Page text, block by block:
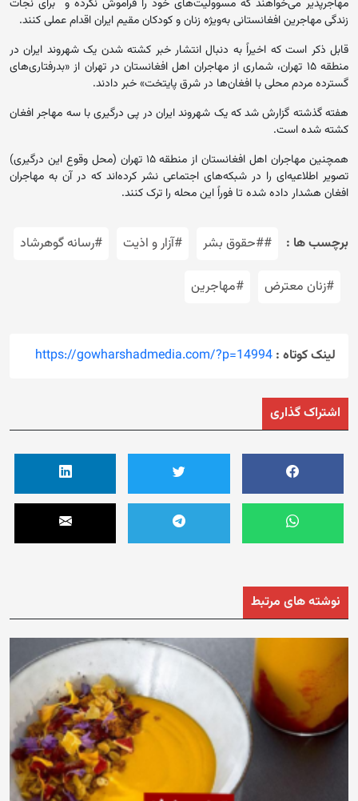
مهاجرپذیر می‌خواهند که مسوولیت‌های خود را فراموش نکرده و برای نجات
زندگی مهاجرین افغانستانی به‌ویژه زنان و کودکان مقیم ایران اقدام عملی کنند.
قابل ذکر است که اخیراً به دنبال انتشار خبر کشته شدن یک شهروند ایران در
منطقه ۱۵ تهران، شماری از مهاجران اهل افغانستان در تهران از «بدرفتاری‌های
گسترده مردم محلی با افغان‌ها در شرق پایتخت» خبر دادند.
هفته گذشته گزارش شد که یک شهروند ایران در پی درگیری با سه مهاجر افغان
کشته شده است.
همچنین مهاجران اهل افغانستان از منطقه ۱۵ تهران (محل وقوع این درگیری)
تصویر اطلاعیه‌ای را در شبکه‌های اجتماعی نشر کرده‌اند که در آن به مهاجران
افغان هشدار داده شده تا فوراً این محله را ترک کنند.
برچسب ها : ##حقوق بشر #آزار و اذیت #رسانه گوهرشاد
#زنان معترض #مهاجرین
لینک کوتاه : https://gowharshadmedia.com/?p=14994
اشتراک گذاری
نوشته های مرتبط